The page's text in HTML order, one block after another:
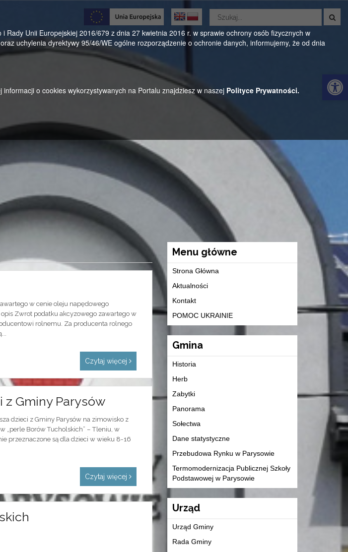
Unii Europejskiej 2016/679 z dnia 27 kwietnia 2016 r. w sprawie ochrony osób fizycznych w
uchylenia dyrektywy 95/46/WE ogólne rozporządzenie o ochronie danych, informujemy, że od dnia
o cookies wykorzystywanych na Portalu znajdziesz w naszej Polityce Prywatności.
Oficjalny serwis Gminy Parysów
ul. Kościuszki 28, 08-441 Parysów, mazowieckie
Wyszukaj
serwisie
w cenie oleju napędowego
Zwrot podatku akcyzowego zawartego w
rolnemu. Za producenta rolnego
Czytaj więcej
Gminy Parysów
dzieci z Gminy Parysów na zimowisko z
Borów Tucholskich” – Tleniu, w
przeznaczone są dla dzieci w wieku 8-16
Czytaj więcej
Menu główne
Strona Główna
Aktualności
Kontakt
POMOC UKRAINIE
Gmina
Historia
Herb
Zabytki
Panorama
Sołectwa
Dane statystyczne
Przebudowa Rynku w Parysowie
Termomodernizacja Publicznej Szkoły
Podstawowej w Parysowie
Urząd
Urząd Gminy
Rada Gminy